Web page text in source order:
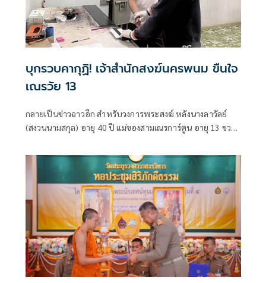
บุกรวบคากุฏิ! เจ้าสำนักสงฆ์นครพนม ขืนใจ
เณรวัย 13
กลายเป็นข่าวฉาวอีก สำหรับวงการพระสงฆ์ หลังนางลาวัลย์
(สงวนนามสกุล) อายุ 40 ปี แม่ของสามเณรการ์ตูน อายุ 13 ขวบ